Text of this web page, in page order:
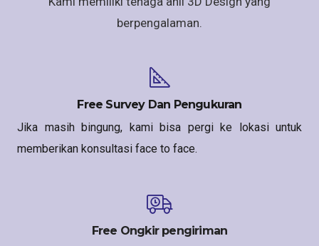
berpengalaman.
Free Survey Dan Pengukuran
Jika masih bingung, kami bisa pergi ke lokasi untuk
memberikan konsultasi face to face.
Free Ongkir pengiriman